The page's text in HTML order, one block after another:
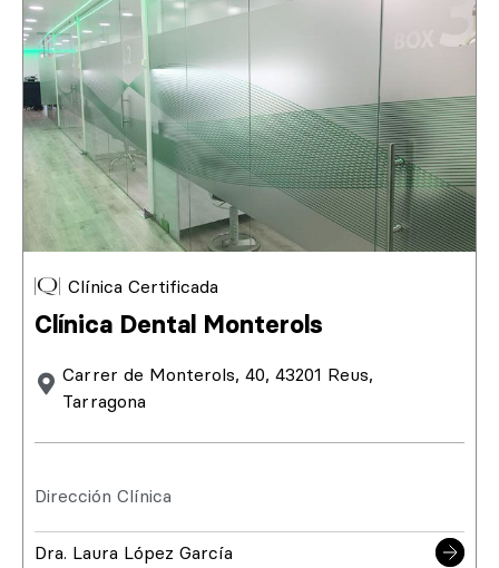
Clínica Certificada
Clínica Dental Monterols
Carrer de Monterols, 40, 43201 Reus,
Tarragona
Dirección Clínica
Dra. Laura López García